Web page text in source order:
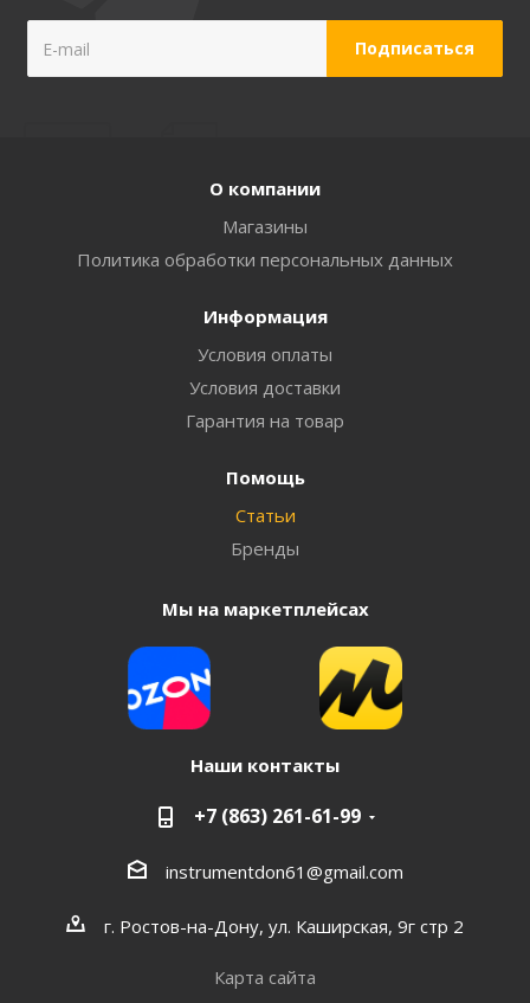
О компании
Магазины
Политика обработки персональных данных
Информация
Условия оплаты
Условия доставки
Гарантия на товар
Помощь
Статьи
Бренды
Мы на маркетплейсах
Наши контакты
+7 (863) 261-61-99
instrumentdon61@gmail.com
г. Ростов-на-Дону, ул. Каширская, 9г стр 2
Карта сайта